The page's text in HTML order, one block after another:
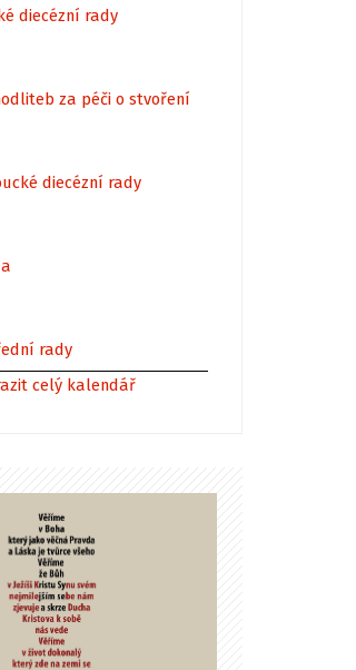
diecézní rady
za péči o stvoření
diecézní rady
rady
celý kalendář